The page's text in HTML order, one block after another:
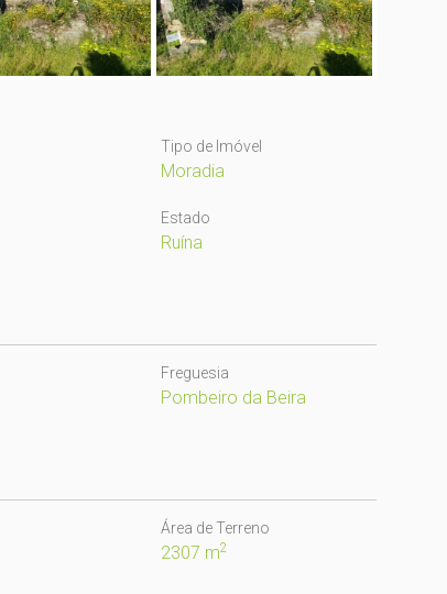
Tipo de Imóvel
Moradia
Estado
Ruína
Freguesia
Pombeiro da Beira
Área de Terreno
2307 m2